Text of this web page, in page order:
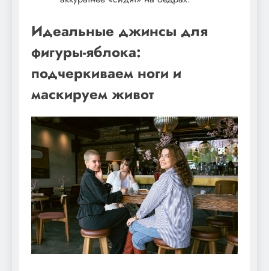
Идеальные джинсы для
фигуры-яблока:
подчеркиваем ноги и
маскируем живот